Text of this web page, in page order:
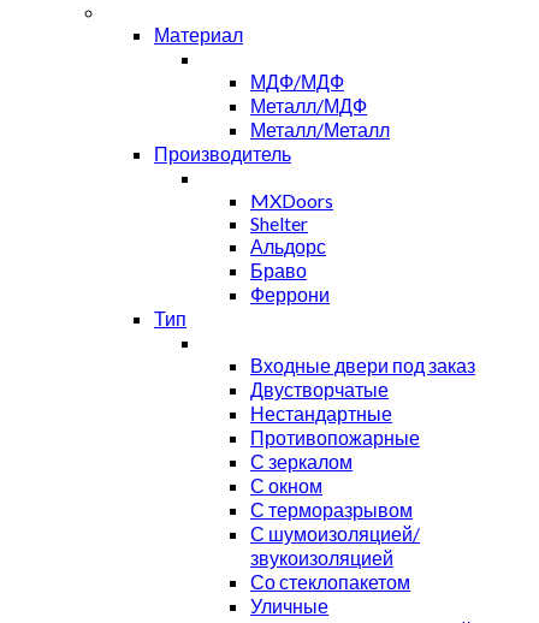
Материал
МДФ/МДФ
Металл/МДФ
Металл/Металл
Производитель
MXDoors
Shelter
Альдорс
Браво
Феррони
Тип
Входные двери под заказ
Двустворчатые
Нестандартные
Противопожарные
С зеркалом
С окном
С терморазрывом
С шумоизоляцией/
звукоизоляцией
Со стеклопакетом
Уличные